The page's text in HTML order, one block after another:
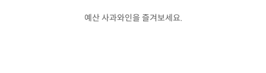
예산 사과와인을 즐겨보세요.